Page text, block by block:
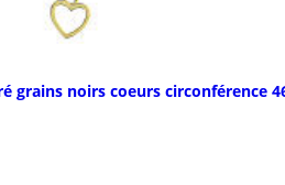
grains noirs coeurs circonférence